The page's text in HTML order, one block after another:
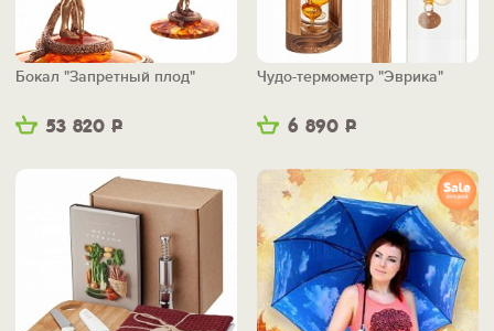
53 820 Р
Бокал "Запретный плод"
6 890 Р
Чудо-термометр "Эврика"